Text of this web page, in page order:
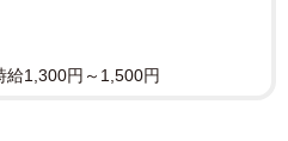
給1,300円～1,500円